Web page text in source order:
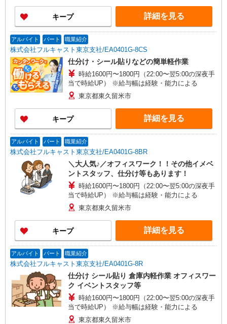
キープ 詳細を見る
アルバイト パート 職業紹介
株式会社フルキャスト東京支社/EA0401G-8CS
仕分け・シール貼りなどの簡単軽作業
時給1600円〜1800円（22:00〜翌5:00の深夜手
当で時給UP） ※給与幅は経験・能力による
東京都東久留米市
キープ 詳細を見る
アルバイト パート 職業紹介
株式会社フルキャスト東京支社/EA0401G-8BR
＼大人気♪／オフィスワーク！！その他イメベ
ントスタッフ、仕分け等もあります！
時給1600円〜1800円（22:00〜翌5:00の深夜手
当で時給UP） ※給与幅は経験・能力による
東京都東久留米市
キープ 詳細を見る
アルバイト パート 職業紹介
株式会社フルキャスト東京支社/EA0401G-8R
仕分け シール貼り 倉庫内軽作業 オフィスワー
ク イベントスタッフ等
時給1600円〜1800円（22:00〜翌5:00の深夜手
当で時給UP） ※給与幅は経験・能力による
東京都東久留米市